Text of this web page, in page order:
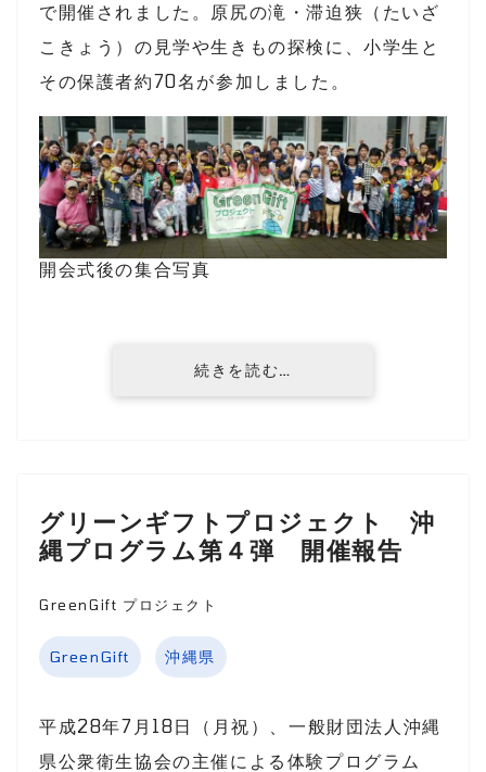
で開催されました。原尻の滝・滞迫狭（たいざ
こきょう）の見学や生きもの探検に、小学生と
その保護者約70名が参加しました。
開会式後の集合写真
続きを読む…
グリーンギフトプロジェクト 沖
縄プログラム第４弾 開催報告
GreenGift プロジェクト
GreenGift 沖縄県
平成28年7月18日（月祝）、一般財団法人沖縄
県公衆衛生協会の主催による体験プログラム